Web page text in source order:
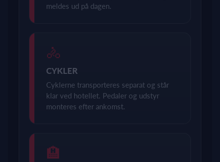
meldes ud på dagen.
🚴
CYKLER
Cyklerne transporteres separat og står
klar ved hotellet. Pedaler og udstyr
monteres efter ankomst.
🏨